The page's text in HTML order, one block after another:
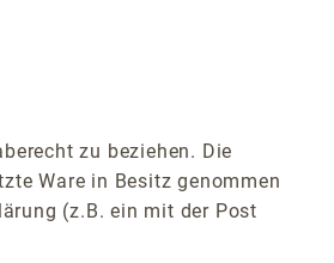
zu beziehen. Die
Ware in Besitz genommen
(z.B. ein mit der Post